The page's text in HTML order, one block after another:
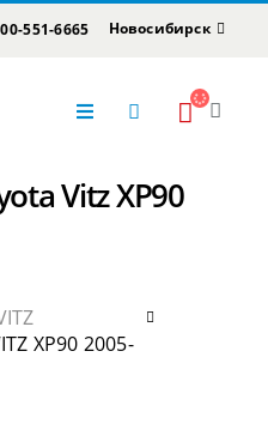
551-6665 Новосибирск
Vitz XP90
XP90 2005-